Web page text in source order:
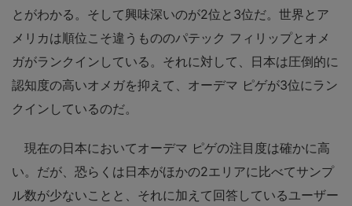
とがわかる。そして興味深いのが2位と3位だ。世界とア
メリカは順位こそ違うもののパテック フィリップとオメ
ガがランクインしている。それに対して、日本は圧倒的に
認知度の高いオメガを抑えて、オーデマ ピゲが3位にラン
クインしているのだ。
現在の日本においてオーデマ ピゲの注目度は確かに高
い。だが、恐らくは日本がほかの2エリアに比べてサンプ
ル数が少ないことと、それに加えて回答しているユーザー